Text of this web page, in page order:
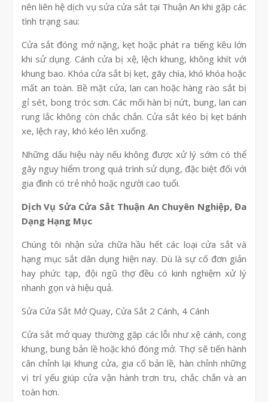
nên liên hệ dịch vụ sửa cửa sắt tại Thuận An khi gặp các
tình trạng sau:
Cửa sắt đóng mở nặng, kẹt hoặc phát ra tiếng kêu lớn
khi sử dụng. Cánh cửa bị xệ, lệch khung, không khít với
khung bao. Khóa cửa sắt bị kẹt, gãy chìa, khó khóa hoặc
mất an toàn. Bề mặt cửa, lan can hoặc hàng rào sắt bị
gỉ sét, bong tróc sơn. Các mối hàn bị nứt, bung, lan can
rung lắc không còn chắc chắn. Cửa sắt kéo bị kẹt bánh
xe, lệch ray, khó kéo lên xuống.
Những dấu hiệu này nếu không được xử lý sớm có thể
gây nguy hiểm trong quá trình sử dụng, đặc biệt đối với
gia đình có trẻ nhỏ hoặc người cao tuổi.
Dịch Vụ Sửa Cửa Sắt Thuận An Chuyên Nghiệp, Đa
Dạng Hạng Mục
Chúng tôi nhận sửa chữa hầu hết các loại cửa sắt và
hạng mục sắt dân dụng hiện nay. Dù là sự cố đơn giản
hay phức tạp, đội ngũ thợ đều có kinh nghiệm xử lý
nhanh gọn và hiệu quả.
Sửa Cửa Sắt Mở Quay, Cửa Sắt 2 Cánh, 4 Cánh
Cửa sắt mở quay thường gặp các lỗi như xệ cánh, cong
khung, bung bản lề hoặc khó đóng mở. Thợ sẽ tiến hành
cân chỉnh lại khung cửa, gia cố bản lề, hàn chỉnh những
vị trí yếu giúp cửa vận hành trơn tru, chắc chắn và an
toàn hơn.